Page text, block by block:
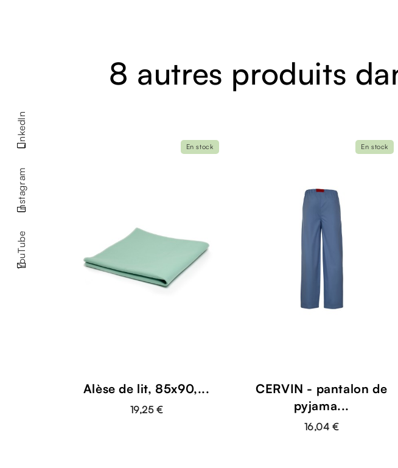
YouTube
Instagram
LinkedIn
8 autres produits
Alèse de lit, 85x90,...
19,25 €
En stock
CERVIN - pantalon de
pyjama...
16,04 €
En stock